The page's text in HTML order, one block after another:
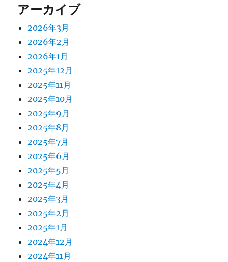
アーカイブ
2026年3月
2026年2月
2026年1月
2025年12月
2025年11月
2025年10月
2025年9月
2025年8月
2025年7月
2025年6月
2025年5月
2025年4月
2025年3月
2025年2月
2025年1月
2024年12月
2024年11月